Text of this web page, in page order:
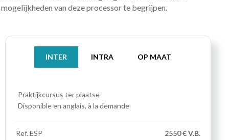
mogelijkheden van deze processor te begrijpen.
INTER INTRA OP MAAT
Praktijkcursus ter plaatse
Disponible en anglais, à la demande
Ref.ESP
2550 € V.B.